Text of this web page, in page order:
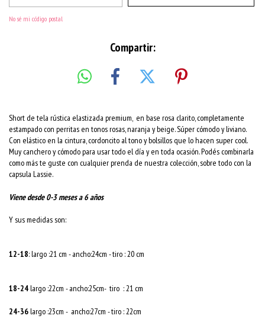
No sé mi código postal
Compartir:
Short de tela rústica elastizada premium, en base rosa clarito, completamente
estampado con perritas en tonos rosas, naranja y beige. Súper cómodo y liviano.
Con elástico en la cintura, cordoncito al tono y bolsillos que lo hacen super cool.
Muy canchero y cómodo para usar todo el día y en toda ocasión. Podés combinarla
como más te guste con cualquier prenda de nuestra colección, sobre todo con la
capsula Lassie.
Viene desde 0-3 meses a 6 años
Y sus medidas son:
12-18: largo :21 cm -ancho:24cm -tiro : 20 cm
18-24largo :22cm -ancho:25cm- tiro : 21 cm
24-36largo :23cm - ancho:27cm -tiro : 22cm